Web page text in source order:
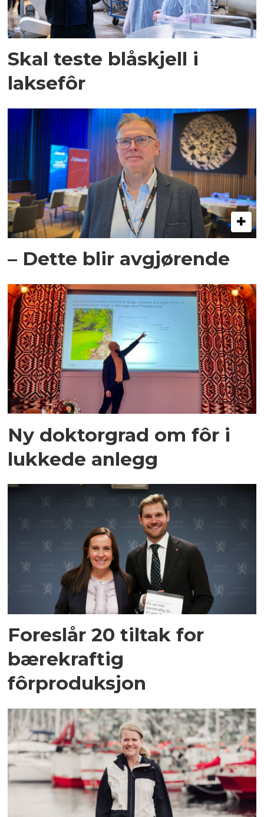
Skal teste blåskjell i
laksefôr
– Dette blir avgjørende
Ny doktorgrad om fôr i
lukkede anlegg
Foreslår 20 tiltak for
bærekraftig
fôrproduksjon